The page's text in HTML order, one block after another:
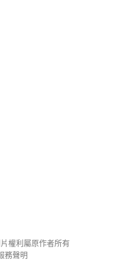
權利屬原作者所有
務聲明